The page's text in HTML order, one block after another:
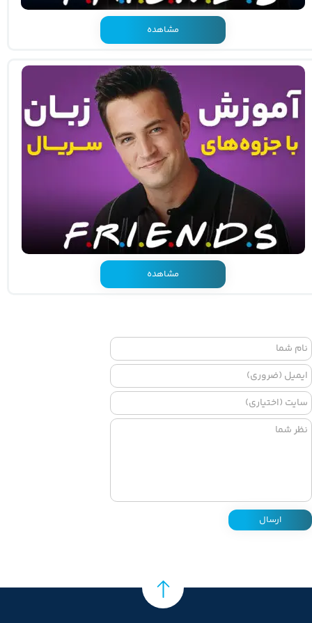
ارسال
مشاهده
مشاهده